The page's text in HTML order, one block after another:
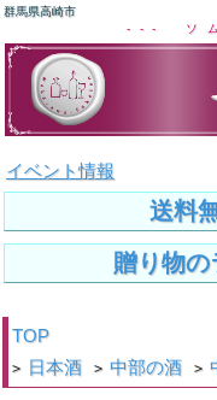
群馬県高崎市
--- ソ
イベント情報
送料
贈り物
TOP
> 日本酒 > 中部の酒 >